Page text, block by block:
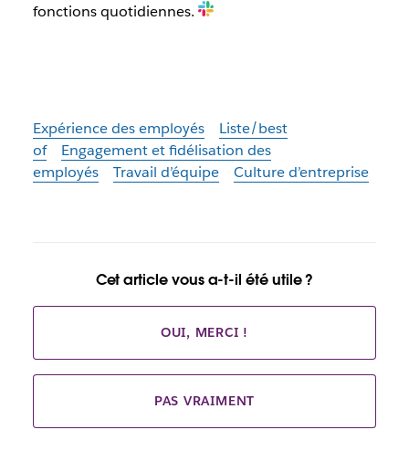
fonctions quotidiennes.
Expérience des employés
Liste/best
of
Engagement et fidélisation des
employés
Travail d’équipe Culture d’entreprise
Cet article vous a-t-il été utile ?
OUI, MERCI !
PAS VRAIMENT